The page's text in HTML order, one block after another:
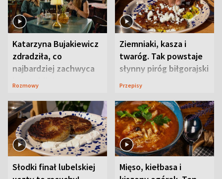
Katarzyna Bujakiewicz
zdradziła, co
najbardziej zachwyca
ją w Lublinie
Rozmowy
Ziemniaki, kasza i
twaróg. Tak powstaje
słynny piróg biłgorajski
Przepisy
Słodki finał lubelskiej
Mięso, kiełbasa i